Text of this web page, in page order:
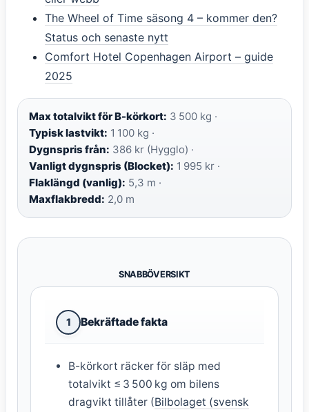
The Wheel of Time säsong 4 – kommer den?
Status och senaste nytt
Comfort Hotel Copenhagen Airport – guide
2025
Max totalvikt för B-körkort: 3 500 kg ·
Typisk lastvikt: 1 100 kg ·
Dygnspris från: 386 kr (Hygglo) ·
Vanligt dygnspris (Blocket): 1 995 kr ·
Flaklängd (vanlig): 5,3 m ·
Maxflakbredd: 2,0 m
SNABBÖVERSIKT
1 Bekräftade fakta
B-körkort räcker för släp med
totalvikt ≤ 3 500 kg om bilens
dragvikt tillåter (Bilbolaget (svensk